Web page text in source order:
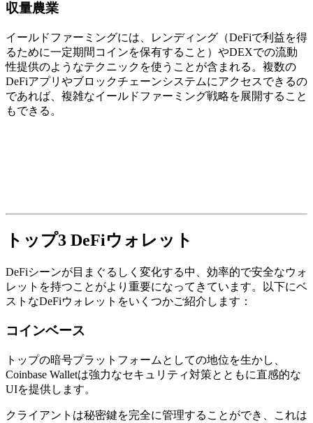
収量農業
イールドファーミングには、レンディング（DeFiで利益を得
るために一定期間コインを保有すること）やDEXでの流動
性提供のようなテクニックを使うことが含まれる。複数の
DeFiアプリやブロックチェーンシステムにアクセスできるの
であれば、複雑なイールドファーミング戦略を展開すること
もできる。
トップ3 DeFiウォレット
DeFiシーンが目まぐるしく変化する中、効率的で安全なウォ
レットを持つことがより重要になってきています。以下にベ
ストなDeFiウォレットをいくつかご紹介します：
コインベース
トップの暗号プラットフォームとしての地位を生かし、
Coinbase Walletは強力なセキュリティ対策とともに直感的な
UIを提供します。
クライアントは秘密鍵を完全に管理することができ、これは